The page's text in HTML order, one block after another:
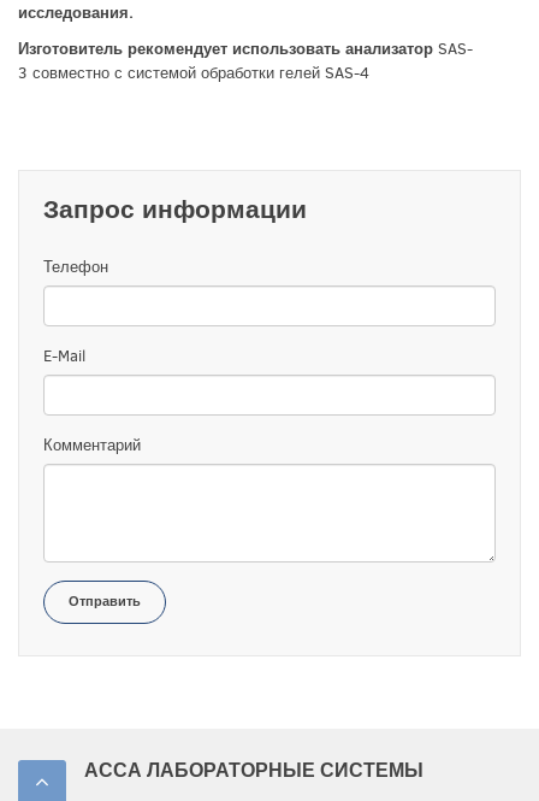
исследования.
Изготовитель рекомендует использовать анализатор SAS-
3 совместно с системой обработки гелей SAS-4
Запрос информации
Телефон
E-Mail
Комментарий
Отправить
АССА ЛАБОРАТОРНЫЕ СИСТЕМЫ